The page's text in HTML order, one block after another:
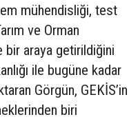
mühendisliği, test
ve Orman
bir araya getirildiğini
ile bugüne kadar
Görgün, GEKİS’in
biri